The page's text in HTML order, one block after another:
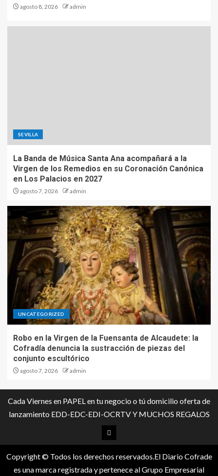
agosto 8, 2026 admin
SEVILLA
La Banda de Música Santa Ana acompañará a la
Virgen de los Remedios en su Coronación Canónica
en Los Palacios en 2027
agosto 7, 2026 admin
UNCATEGORIZED
Robo en la Virgen de la Fuensanta de Alcaudete: la
Cofradía denuncia la sustracción de piezas del
conjunto escultórico
agosto 7, 2026 admin
Cada Viernes en PAPEL en tu negocio o tú domicilio oferta de
lanzamiento EDD-EDC-EDI-OCRTV Y MUCHOS REGALOS
Copyright © Todos los derechos reservados.El Diario Cofrade
es una marca registrada y pertenece al Grupo Empresarial